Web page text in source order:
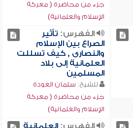
جزء من محاضرة ( معركة
الإسلام والعلمانية)
الفهرس: تأثير
الصراع بين الإسلام
والنصارى , كيف تسللت
العلمانية إلى بلاد
المسلمين
للشيخ: سلمان العودة
جزء من محاضرة ( معركة
الإسلام والعلمانية)
الفهرس:العلمانية